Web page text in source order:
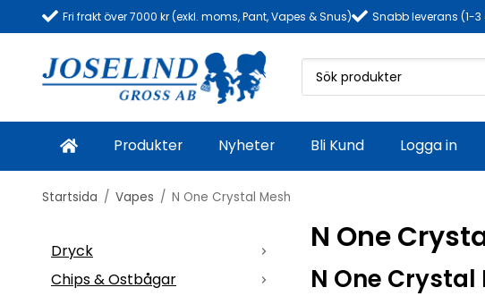
Fri frakt över 7000 kr (exkl. moms, Pant, Vapes & Snus) Snabb leverans (1-
Produkter Nyheter Bli Kund Logga in
Startsida / Vapes / N One Crystal Mesh
Dryck
Chips & Ostbågar
N One
N One